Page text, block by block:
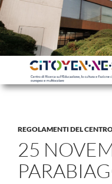
Vai
al
contenuto
REGOLAMENTI DEL
25